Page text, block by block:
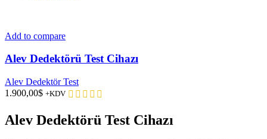
Add to compare
Alev Dedektörü Test Cihazı
Alev Dedektör Test
1.900,00$ +KDV
Alev Dedektörü Test Cihazı